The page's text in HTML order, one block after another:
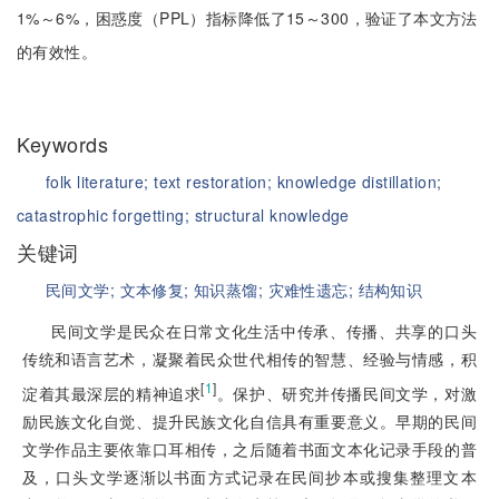
1%～6%，困惑度（PPL）指标降低了15～300，验证了本文方法
的有效性。
Keywords
folk literature;text restoration; knowledge distillation;
catastrophic forgetting; structural knowledge
关键词
民间文学; 文本修复;知识蒸馏; 灾难性遗忘; 结构知识
民间文学是民众在日常文化生活中传承、传播、共享的口头
传统和语言艺术，凝聚着民众世代相传的智慧、经验与情感，积
淀着其最深层的精神追求[1]。保护、研究并传播民间文学，对激
励民族文化自觉、提升民族文化自信具有重要意义。早期的民间
文学作品主要依靠口耳相传，之后随着书面文本化记录手段的普
及，口头文学逐渐以书面方式记录在民间抄本或搜集整理文本